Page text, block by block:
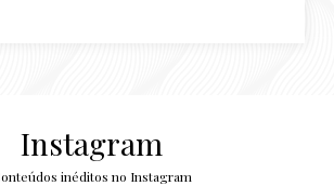
Instagram
inéditos no Instagram